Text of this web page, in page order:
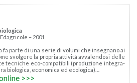
– 2001
fa parte di una serie di vo­lu­mi che in­se­gna­no ai
svol­ge­re la pro­pria at­ti­vi­tà av­va­len­do­si delle
tec­ni­che eco-com­pa­ti­bi­li (pro­du­zio­ne in­te­gra­
bio­lo­g­i­ca, eco­no­mi­ca ed eco­lo­gi­ca)…
>>>